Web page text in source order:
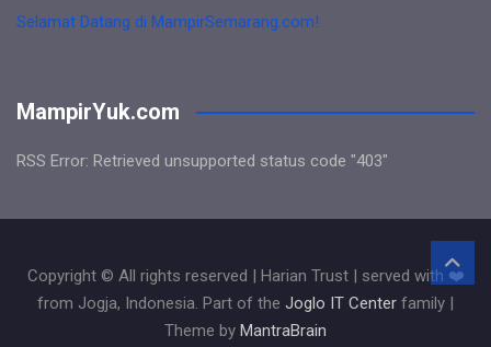
Selamat Datang di MampirSemarang.com!
MampirYuk.com
RSS Error: Retrieved unsupported status code "403"
Copyright © All rights reserved | Harian Trust | served with ❤️
from Jogja, Indonesia. Part of the Joglo IT Center family |
Theme by MantraBrain